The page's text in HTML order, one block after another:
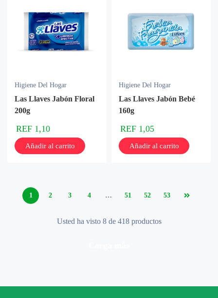
Higiene Del Hogar
Las Llaves Jabón Floral
200g
REF 1,10
Añadir al carrito
Higiene Del Hogar
Las Llaves Jabón Bebé
160g
REF 1,05
Añadir al carrito
1 2 3 4 … 51 52 53
Usted ha visto 8 de 418 productos